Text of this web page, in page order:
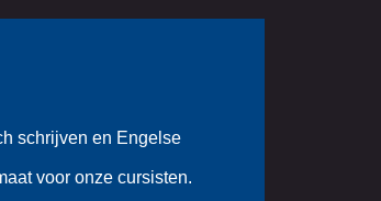
schrijven en Engelse
voor onze cursisten.